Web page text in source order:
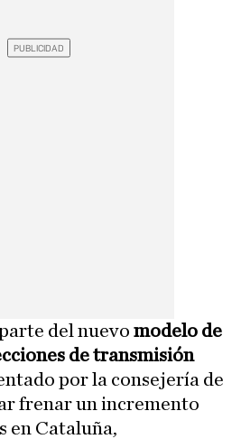
del nuevo modelo de
de transmisión
por la consejería de
frenar un incremento
en Cataluña,